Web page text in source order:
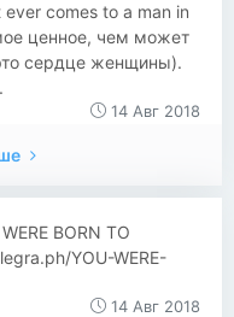
comes to a man in
ценное, чем может
сердце женщины).
14 Авг 2018
BORN TO
YOU-WERE-
14 Авг 2018